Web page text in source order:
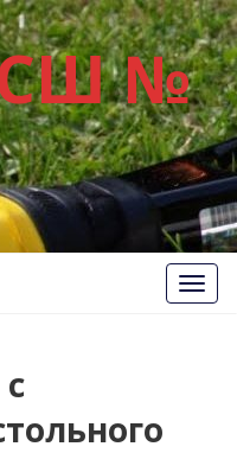
№
Вкл/
Выкл